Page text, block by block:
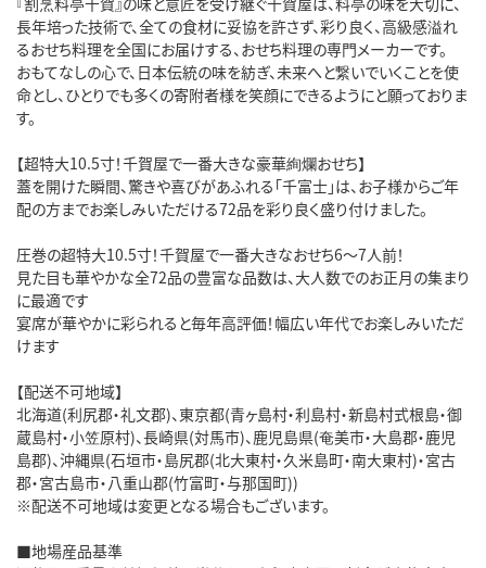
長年培った技術で、全ての食材に妥協を許さず、彩り良く、高級感溢れ
るおせち料理を全国にお届けする、おせち料理の専門メーカーです。
おもてなしの心で、日本伝統の味を紡ぎ、未来へと繋いでいくことを使
命とし、ひとりでも多くの寄附者様を笑顔にできるようにと願っておりま
す。
【超特大10.5寸！千賀屋で一番大きな豪華絢爛おせち】
蓋を開けた瞬間、驚きや喜びがあふれる「千富士」は、お子様からご年
配の方までお楽しみいただける72品を彩り良く盛り付けました。
圧巻の超特大10.5寸！千賀屋で一番大きなおせち6～7人前！
見た目も華やかな全72品の豊富な品数は、大人数でのお正月の集まり
に最適です
宴席が華やかに彩られると毎年高評価！幅広い年代でお楽しみいただ
けます
【配送不可地域】
北海道(利尻郡・礼文郡)、東京都(青ヶ島村・利島村・新島村式根島・御
蔵島村・小笠原村)、長崎県(対馬市)、鹿児島県(奄美市・大島郡・鹿児
島郡)、沖縄県(石垣市・島尻郡(北大東村・久米島町・南大東村)・宮古
郡・宮古島市・八重山郡(竹富町・与那国町))
※配送不可地域は変更となる場合もございます。
■地場産品基準